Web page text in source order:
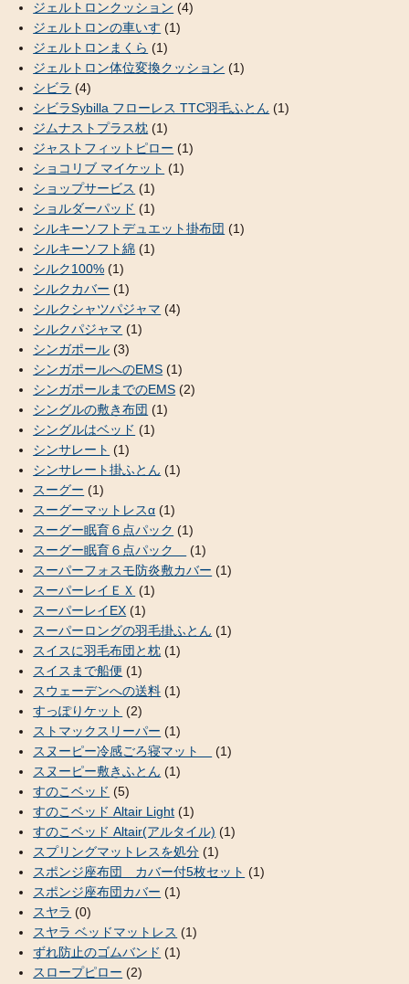
ジェルトロンクッション (4)
ジェルトロンの車いす (1)
ジェルトロンまくら (1)
ジェルトロン体位変換クッション (1)
シビラ (4)
シビラSybilla フローレス TTC羽毛ふとん (1)
ジムナストプラス枕 (1)
ジャストフィットピロー (1)
ショコリブ マイケット (1)
ショップサービス (1)
ショルダーパッド (1)
シルキーソフトデュエット掛布団 (1)
シルキーソフト綿 (1)
シルク100% (1)
シルクカバー (1)
シルクシャツパジャマ (4)
シルクパジャマ (1)
シンガポール (3)
シンガポールへのEMS (1)
シンガポールまでのEMS (2)
シングルの敷き布団 (1)
シングルはベッド (1)
シンサレート (1)
シンサレート掛ふとん (1)
スーグー (1)
スーグーマットレスα (1)
スーグー眠育６点パック (1)
スーグー眠育６点パック
(1)
スーパーフォスモ防炎敷カバー (1)
スーパーレイＥＸ (1)
スーパーレイEX (1)
スーパーロングの羽毛掛ふとん (1)
スイスに羽毛布団と枕 (1)
スイスまで船便 (1)
スウェーデンへの送料 (1)
すっぽりケット (2)
ストマックスリーパー (1)
スヌーピー冷感ごろ寝マット
(1)
スヌーピー敷きふとん (1)
すのこベッド (5)
すのこベッド Altair Light (1)
すのこベッド Altair(アルタイル) (1)
スプリングマットレスを処分 (1)
スポンジ座布団 カバー付5枚セット (1)
スポンジ座布団カバー (1)
スヤラ (0)
スヤラ ベッドマットレス (1)
ずれ防止のゴムバンド (1)
スロープピロー (2)